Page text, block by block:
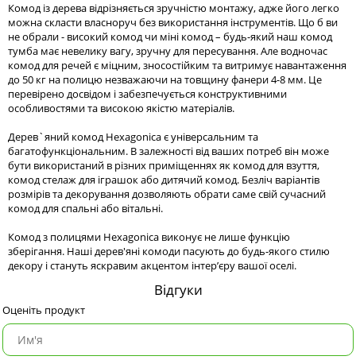
Комод із дерева відрізняється зручністю монтажу, адже його легко
можна скласти власноруч без використання інструментів. Що б ви
не обрали - високий комод чи міні комод – будь-який наш комод
тумба має невелику вагу, зручну для пересування. Але водночас
комод для речей є міцним, зносостійким та витримує навантаження
до 50 кг на полицю незважаючи на товщину фанери 4-8 мм. Це
перевірено досвідом і забезпечується конструктивними
особливостями та високою якістю матеріалів.
Дерев`яний комод Hexagonica є універсальним та
багатофункціональним. В залежності від ваших потреб він може
бути використаний в різних приміщеннях як комод для взуття,
комод стелаж для іграшок або дитячий комод. Безліч варіантів
розмірів та декорування дозволяють обрати саме свій сучасний
комод для спальні або вітальні.
Комод з полицями Hexagonica виконує не лише функцію
зберігання. Наші дерев'яні комоди пасують до будь-якого стилю
декору і стануть яскравим акцентом інтер’єру вашої оселі.
Відгуки
Оценіть продукт